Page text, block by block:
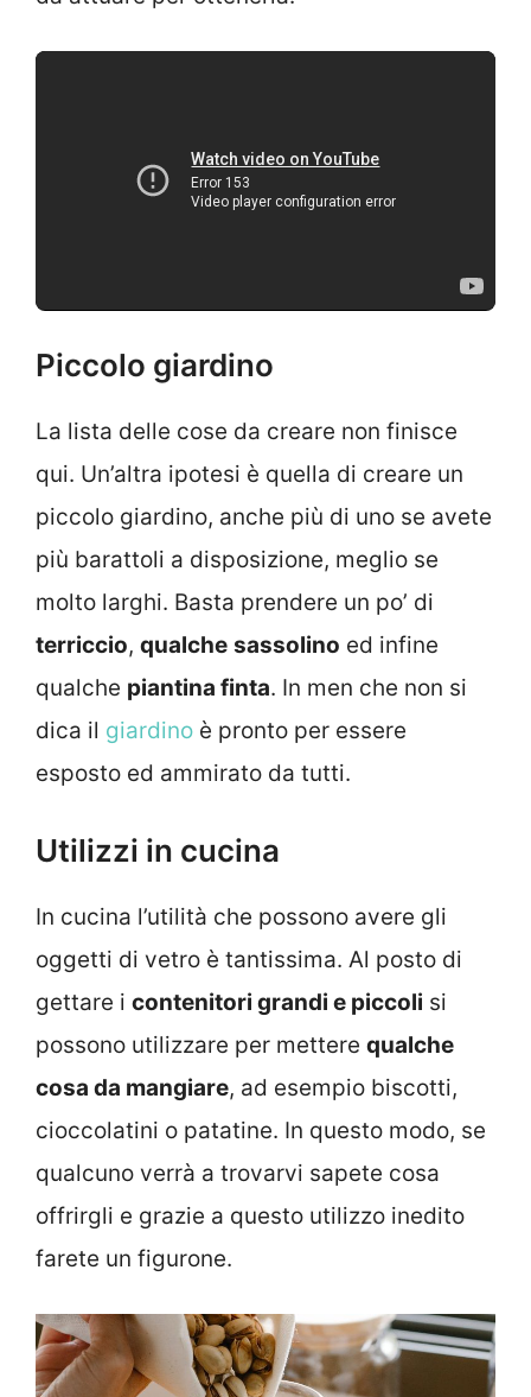
Piccolo giardino
La lista delle cose da creare non finisce
qui. Un’altra ipotesi è quella di creare un
piccolo giardino, anche più di uno se avete
più barattoli a disposizione, meglio se
molto larghi. Basta prendere un po’ di
terriccio, qualche sassolino ed infine
qualche piantina finta. In men che non si
dica il giardino è pronto per essere
esposto ed ammirato da tutti.
Utilizzi in cucina
In cucina l’utilità che possono avere gli
oggetti di vetro è tantissima. Al posto di
gettare i contenitori grandi e piccoli si
possono utilizzare per mettere qualche
cosa da mangiare, ad esempio biscotti,
cioccolatini o patatine. In questo modo, se
qualcuno verrà a trovarvi sapete cosa
offrirgli e grazie a questo utilizzo inedito
farete un figurone.